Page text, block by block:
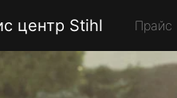
центр Stihl Прайс